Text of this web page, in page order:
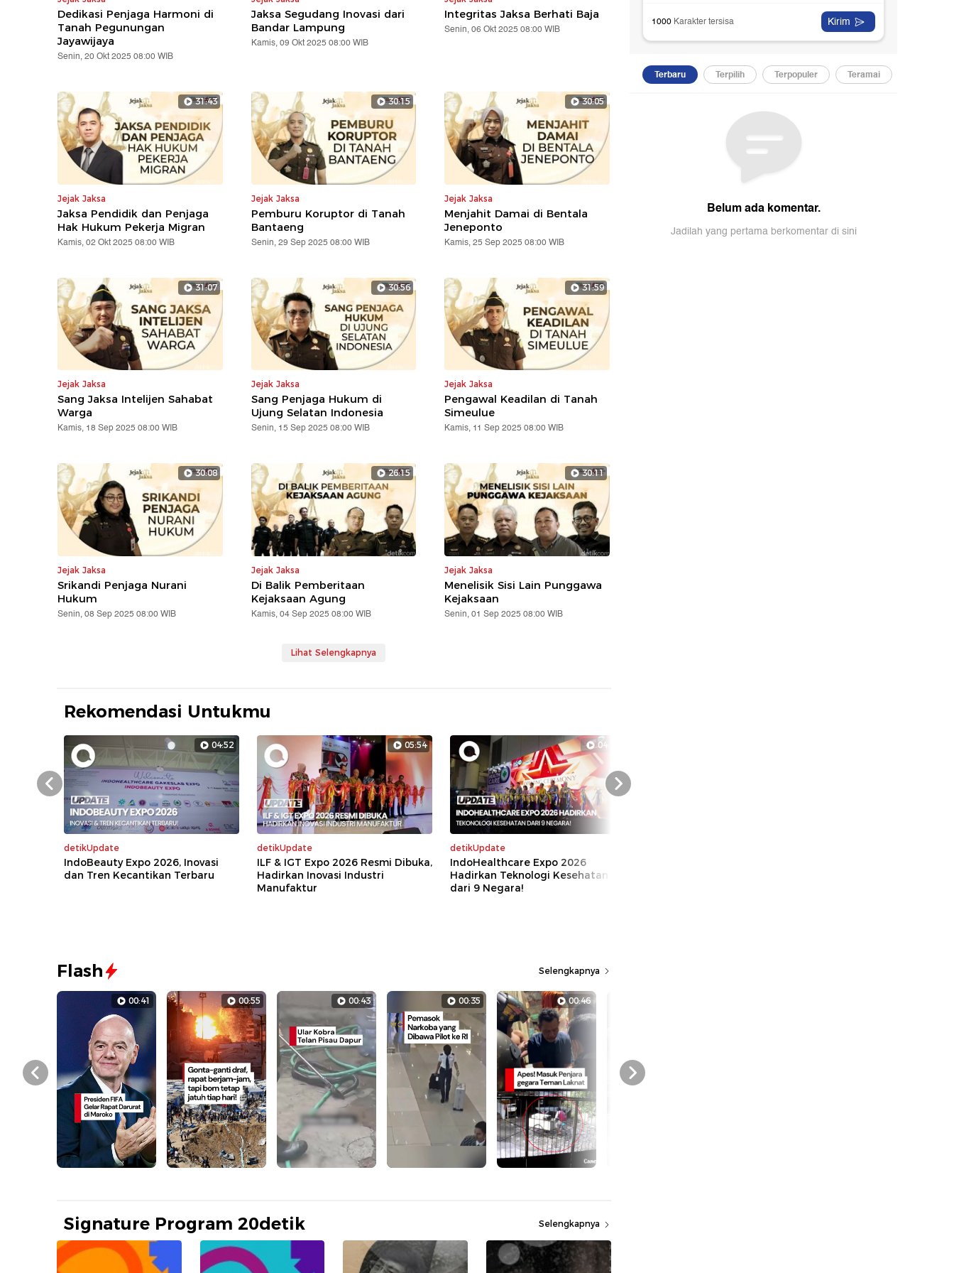
Dedikasi Penjaga Harmoni di
Tanah Pegunungan
Jayawijaya
Senin, 20 Okt 2025 08:00 WIB
Jaksa Segudang Inovasi dari
Bandar Lampung
Kamis, 09 Okt 2025 08:00 WIB
Integritas Jaksa Berhati Baja
Senin, 06 Okt 2025 08:00 WIB
31:43
Jejak Jaksa
Jaksa Pendidik dan Penjaga
Hak Hukum Pekerja Migran
Kamis, 02 Okt 2025 08:00 WIB
30:15
Jejak Jaksa
Pemburu Koruptor di Tanah
Bantaeng
Senin, 29 Sep 2025 08:00 WIB
30:05
Jejak Jaksa
Menjahit Damai di Bentala
Jeneponto
Kamis, 25 Sep 2025 08:00 WIB
31:07
Jejak Jaksa
Sang Jaksa Intelijen Sahabat
Warga
Kamis, 18 Sep 2025 08:00 WIB
30:56
Jejak Jaksa
Sang Penjaga Hukum di
Ujung Selatan Indonesia
Senin, 15 Sep 2025 08:00 WIB
31:59
Jejak Jaksa
Pengawal Keadilan di Tanah
Simeulue
Kamis, 11 Sep 2025 08:00 WIB
30:08
Jejak Jaksa
Srikandi Penjaga Nurani
Hukum
Senin, 08 Sep 2025 08:00 WIB
26:15
Jejak Jaksa
Di Balik Pemberitaan
Kejaksaan Agung
Kamis, 04 Sep 2025 08:00 WIB
30:11
Jejak Jaksa
Menelisik Sisi Lain Punggawa
Kejaksaan
Senin, 01 Sep 2025 08:00 WIB
Lihat Selengkapnya
Rekomendasi Untukmu
04:52
detikUpdate
IndoBeauty Expo 2026, Inovasi
dan Tren Kecantikan Terbaru
05:54
detikUpdate
ILF & IGT Expo 2026 Resmi Dibuka,
Hadirkan Inovasi Industri
Manufaktur
04:39
detikUpdate
IndoHealthcare Expo 2026
Hadirkan Teknologi Kesehatan
dari 9 Negara!
Prev Next
Flash Selengkapnya
00:41 00:55 00:43 00:35 00:46
Prev Next
Signature Program 20detik Selengkapnya